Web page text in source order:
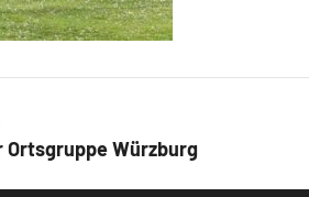
Ortsgruppe Würzburg